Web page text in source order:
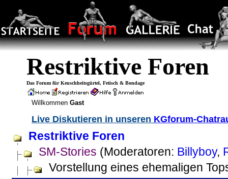
Restriktive Foren
Das Forum für Keuschheitsgürtel, Fetisch & Bondage
Willkommen Gast
Live Diskutieren in unseren KGforum-
Restriktive Foren
SM-Stories (Moderatoren: Billyboy,
Vorstellung eines ehemaligen